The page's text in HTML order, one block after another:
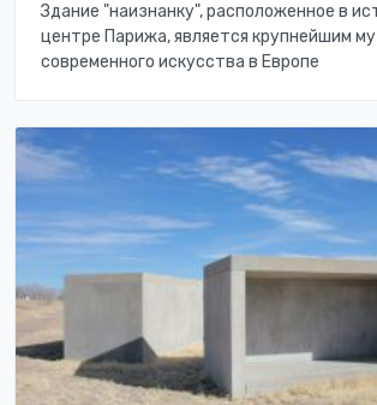
Здание "наизнанку", расположенное в
центре Парижа, является крупнейшим
современного искусства в Европе